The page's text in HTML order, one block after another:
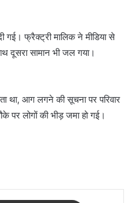
गई। फ्रैक्ट्री मालिक ने मीडिया से
सामान भी जल गया।
था, आग लगने की सूचना पर परिवार
लोगों की भीड़ जमा हो गई।